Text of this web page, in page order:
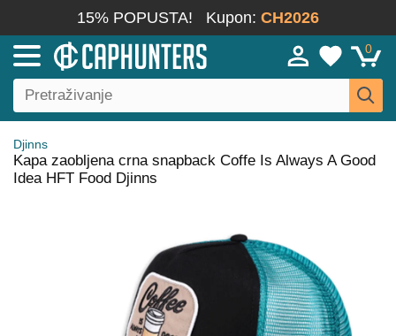
15% POPUSTA! Kupon: CH2026
0
Djinns
Kapa zaobljena crna snapback Coffe Is Always A Good
Idea HFT Food Djinns